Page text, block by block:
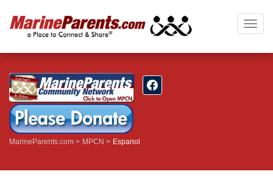
MarineParents.com MPCN Espanol